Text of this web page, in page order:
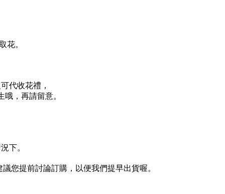
花。
代收花禮，
，再請留意。
下。
您提前討論訂購，以便我們提早出貨喔。